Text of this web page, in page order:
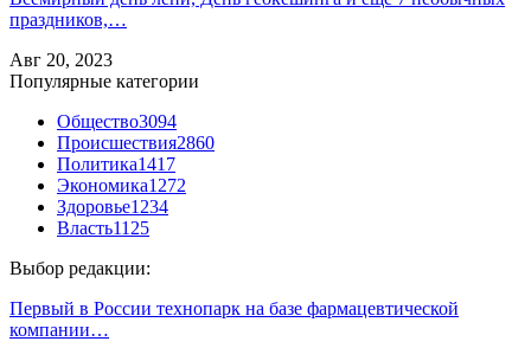
праздников,…
Авг 20, 2023
Популярные категории
Общество3094
Происшествия2860
Политика1417
Экономика1272
Здоровье1234
Власть1125
Выбор редакции:
Первый в России технопарк на базе фармацевтической
компании…